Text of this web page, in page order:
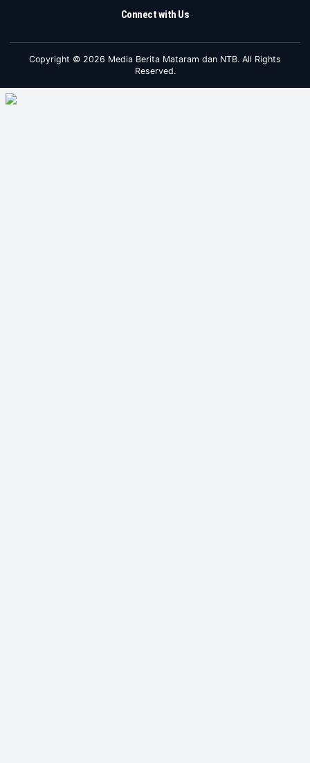
Connect with Us
Copyright © 2026 Media Berita Mataram dan NTB. All Rights
Reserved.